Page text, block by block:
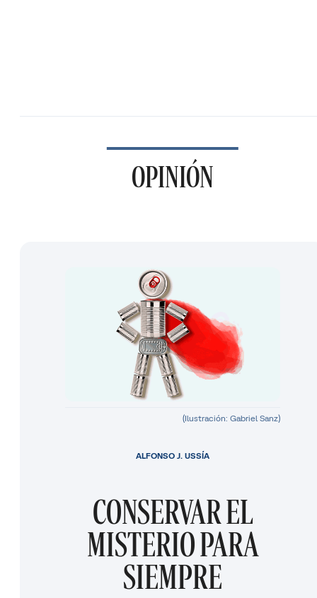
OPINIÓN
(Ilustración: Gabriel Sanz)
CONSERVAR EL
MISTERIO PARA
SIEMPRE
ALFONSO J. USSÍA